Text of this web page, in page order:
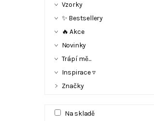
Vzorky
✨ Bestsellery
🔥 Akce
Novinky
Trápí mě...
Inspirace ▿
Značky
Na skladě